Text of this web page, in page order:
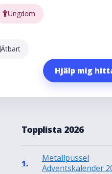
Ungdom
Ätbart
Hjälp mig
Topplista 2026
1.
Metallpussel
Adventskalender